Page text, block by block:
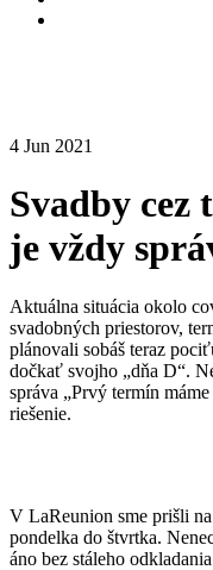
4 Jun 2021
Svadby cez
je vždy
Aktuálna situácia okolo
svadobných priestorov,
plánovali sobáš teraz
dočkať svojho „dňa D“.
správa „Prvý termín
riešenie.
V LaReunion sme prišli
pondelka do štvrtka.
áno bez stáleho